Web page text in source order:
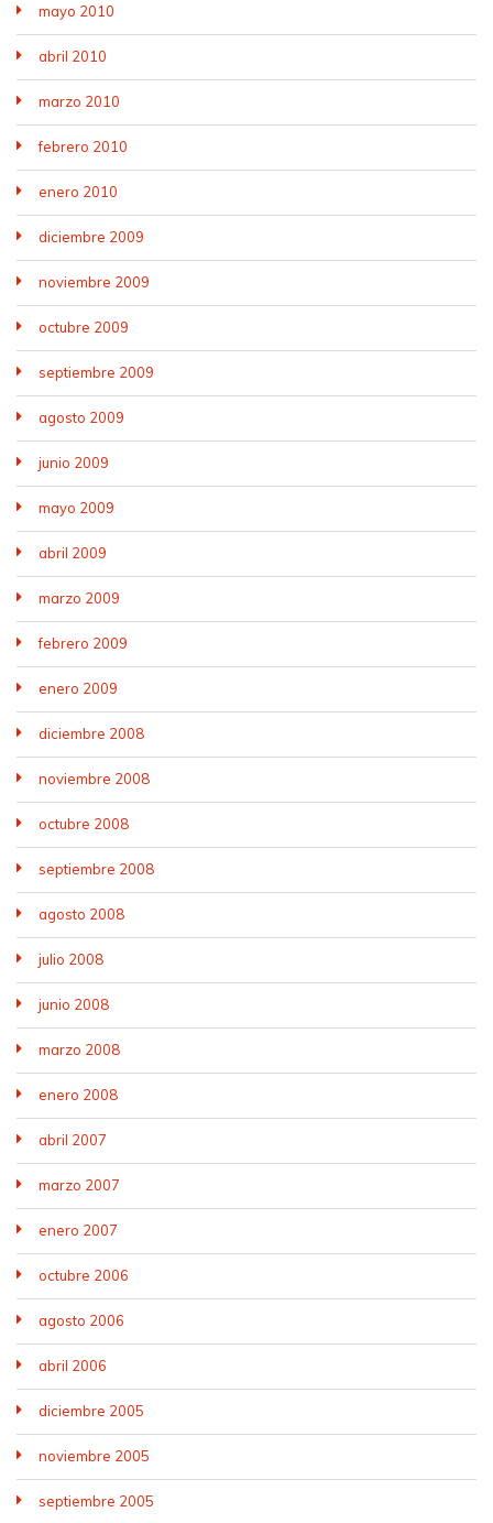
mayo 2010
abril 2010
marzo 2010
febrero 2010
enero 2010
diciembre 2009
noviembre 2009
octubre 2009
septiembre 2009
agosto 2009
junio 2009
mayo 2009
abril 2009
marzo 2009
febrero 2009
enero 2009
diciembre 2008
noviembre 2008
octubre 2008
septiembre 2008
agosto 2008
julio 2008
junio 2008
marzo 2008
enero 2008
abril 2007
marzo 2007
enero 2007
octubre 2006
agosto 2006
abril 2006
diciembre 2005
noviembre 2005
septiembre 2005